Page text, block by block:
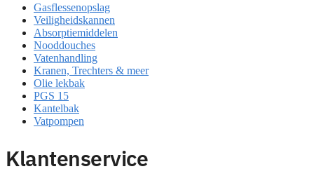
Gasflessenopslag
Veiligheidskannen
Absorptiemiddelen
Nooddouches
Vatenhandling
Kranen, Trechters & meer
Olie lekbak
PGS 15
Kantelbak
Vatpompen
Klantenservice